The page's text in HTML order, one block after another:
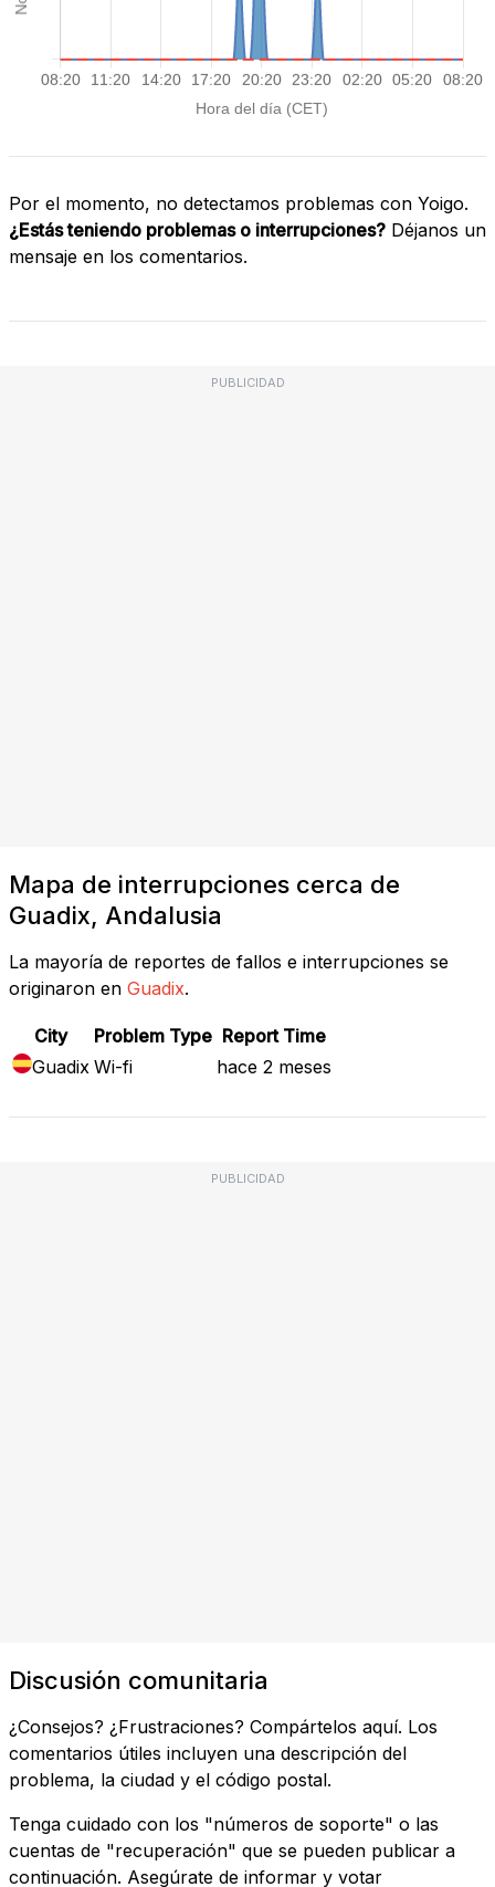
Por el momento, no detectamos problemas con Yoigo.
¿Estás teniendo problemas o interrupciones? Déjanos un
mensaje en los comentarios.
PUBLICIDAD
Mapa de interrupciones cerca de
Guadix, Andalusia
La mayoría de reportes de fallos e interrupciones se
originaron en Guadix.
City Problem Type Report Time
Guadix Wi-fi hace 2 meses
PUBLICIDAD
Discusión comunitaria
¿Consejos? ¿Frustraciones? Compártelos aquí. Los
comentarios útiles incluyen una descripción del
problema, la ciudad y el código postal.
Tenga cuidado con los "números de soporte" o las
cuentas de "recuperación" que se pueden publicar a
continuación. Asegúrate de informar y votar